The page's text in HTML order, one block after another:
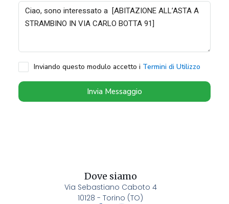
Inviando questo modulo accetto i Termini di Utilizzo
Invia Messaggio
Dove siamo
Via Sebastiano Caboto 4
10128 - Torino (TO)